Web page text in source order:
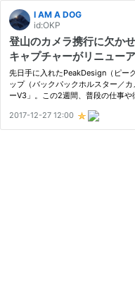
I AM A DOG
id:OKP
登山のカメラ携行に欠か
キャプチャーがリニュー
ビュー
先日手に入れたPeakDesign（ピー
ップ（バックパックホルスター／
ーV3」。この2週間、普段の仕事
「キャプチャープロ」との違いもだ
う少…
2017-12-27 12:00